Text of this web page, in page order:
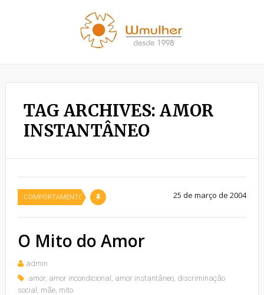
TAG ARCHIVES: AMOR
INSTANTÂNEO
COMPORTAMENTO 25 de março de 2004
O Mito do Amor
admin
amor, amor incondicional , amor instantâneo, discriminação
social , mãe, mito